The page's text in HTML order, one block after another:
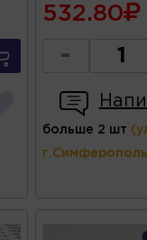
532.80
-
больше 2 шт